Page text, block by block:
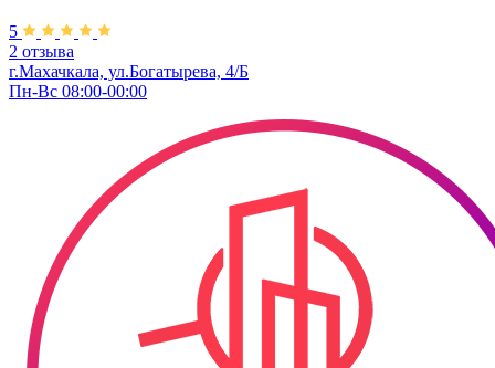
5
2 отзыва
г.Махачкала, ул.Богатырева, 4/Б
Пн-Вс 08:00-00:00